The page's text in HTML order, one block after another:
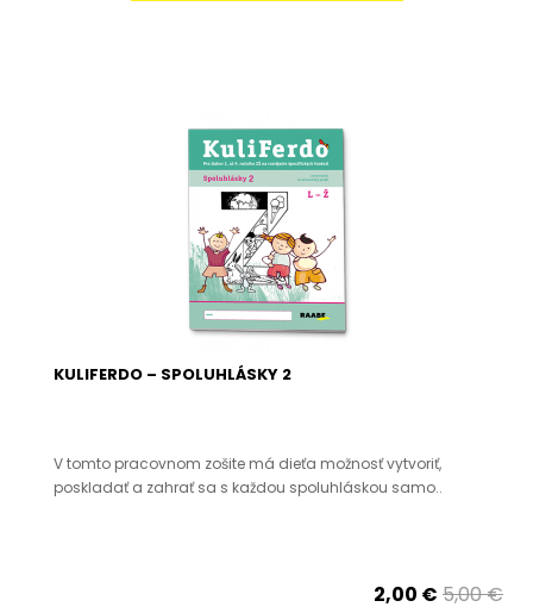
KULIFERDO – SPOLUHLÁSKY 2
V tomto pracovnom zošite má dieťa možnosť vytvoriť,
poskladať a zahrať sa s každou spoluhláskou samo..
2,00 € 5,00 €